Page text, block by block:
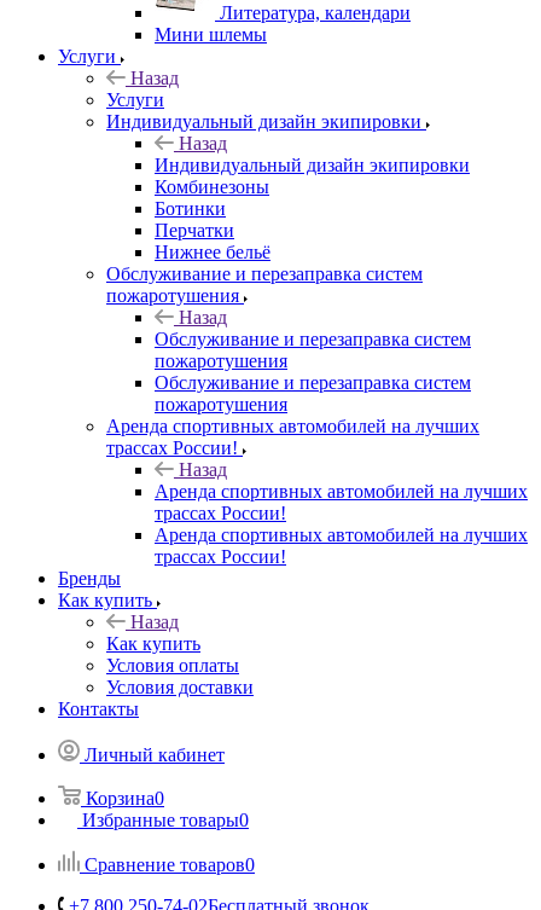
Литература, календари
Мини шлемы
Услуги
Назад
Услуги
Индивидуальный дизайн экипировки
Назад
Индивидуальный дизайн экипировки
Комбинезоны
Ботинки
Перчатки
Нижнее бельё
Обслуживание и перезаправка систем
пожаротушения
Назад
Обслуживание и перезаправка систем
пожаротушения
Обслуживание и перезаправка систем
пожаротушения
Аренда спортивных автомобилей на лучших
трассах России!
Назад
Аренда спортивных автомобилей на лучших
трассах России!
Аренда спортивных автомобилей на лучших
трассах России!
Бренды
Как купить
Назад
Как купить
Условия оплаты
Условия доставки
Контакты
Личный кабинет
Корзина0
Избранные товары0
Сравнение товаров0
+7 800 250-74-02Бесплатный звонок